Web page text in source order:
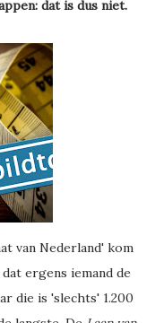
dat is dus niet.
van Nederland' kom
ergens iemand de
die is 'slechts' 1.200